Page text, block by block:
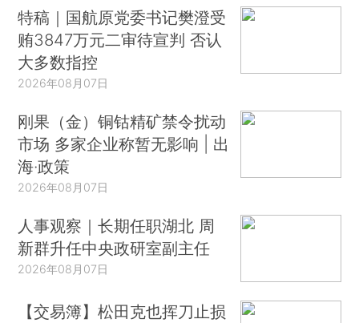
特稿｜国航原党委书记樊澄受
贿3847万元二审待宣判 否认
大多数指控
2026年08月07日
刚果（金）铜钴精矿禁令扰动
市场 多家企业称暂无影响 | 出
海·政策
2026年08月07日
人事观察｜长期任职湖北 周
新群升任中央政研室副主任
2026年08月07日
【交易簿】松田克也挥刀止损